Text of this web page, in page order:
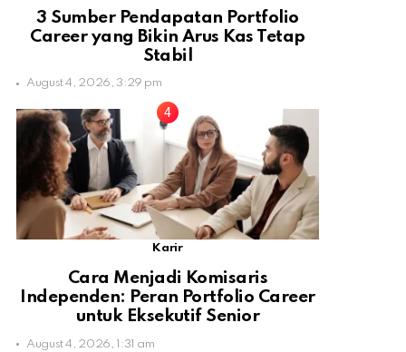
3 Sumber Pendapatan Portfolio
Career yang Bikin Arus Kas Tetap
Stabil
August 4, 2026, 3:29 pm
Karir
Cara Menjadi Komisaris
Independen: Peran Portfolio Career
untuk Eksekutif Senior
August 4, 2026, 1:31 am